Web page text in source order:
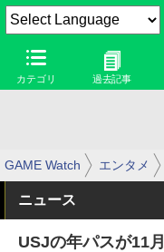
カテゴリ 過去記事
GAME Watch エンタメ
ニュース
USJの年パスが11